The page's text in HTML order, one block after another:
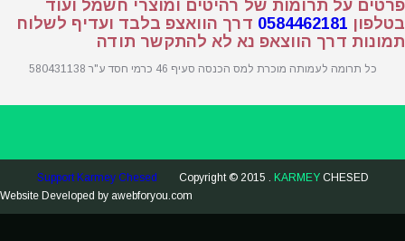
פרטים על תרומות של רהיטים ומוצרי חשמל ועוד
בטלפון 0584462181 דרך הוואצפ בלבד ועדיף לשלוח
תמונות דרך הווצאפ נא לא להתקשר תודה
כל תרומה לעמותה מוכרת למס הכנסה סעיף 46 כרמי חסד ע"ר 580431138
Support Karmey Chesed Copyright © 2015 . KARMEYCHESED
Website Developed by awebforyou.com